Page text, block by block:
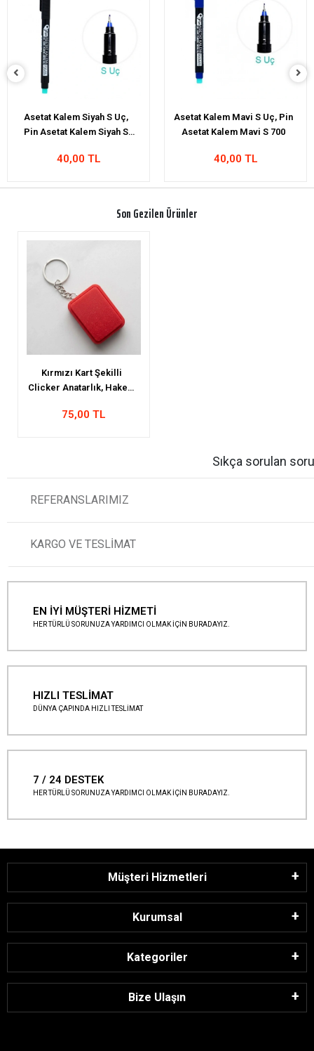
Asetat Kalem Mavi S Uç, Pin
Asetat Kalem Mavi S 700
40,00 TL
Mini Hakem Kartı Anahtarlık
(4x3 cm)
55,00 TL
Son Gezilen Ürünler
Kırmızı Kart Şekilli
Clicker Anatarlık, Hakem
75,00 TL
Sıkça sorulan
REFERANSLARIMIZ
KARGO VE TESLİMAT
EN İYİ MÜŞTERİ HİZMETİ
HER TÜRLÜ SORUNUZA YARDIMCI OLMAK İÇİN BURADAYIZ.
HIZLI TESLİMAT
DÜNYA ÇAPINDA HIZLI TESLİMAT
7 / 24 DESTEK
HER TÜRLÜ SORUNUZA YARDIMCI OLMAK İÇİN BURADAYIZ.
Müşteri Hizmetleri
Kurumsal
Kategoriler
Bize Ulaşın